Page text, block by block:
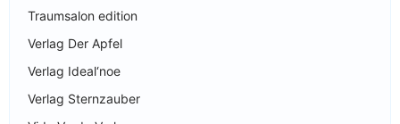
Traumsalon edition
Verlag Der Apfel
Verlag Ideal‘noe
Verlag Sternzauber